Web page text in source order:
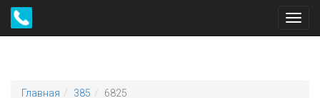
Главная 385 6825